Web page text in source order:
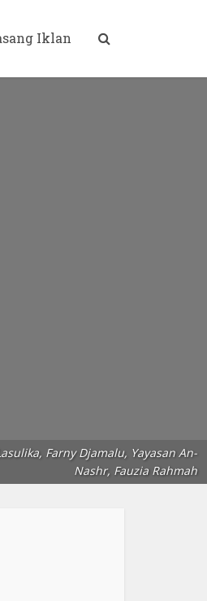
Iklan
Farny Djamalu, Yayasan An-
Nashr, Fauzia Rahmah